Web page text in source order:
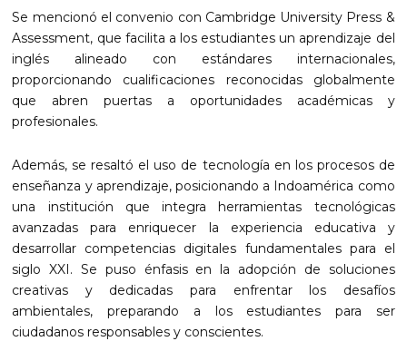
Se mencionó el convenio con Cambridge University Press &
Assessment, que facilita a los estudiantes un aprendizaje del
inglés alineado con estándares internacionales,
proporcionando cualificaciones reconocidas globalmente
que abren puertas a oportunidades académicas y
profesionales.
Además, se resaltó el uso de tecnología en los procesos de
enseñanza y aprendizaje, posicionando a Indoamérica como
una institución que integra herramientas tecnológicas
avanzadas para enriquecer la experiencia educativa y
desarrollar competencias digitales fundamentales para el
siglo XXI. Se puso énfasis en la adopción de soluciones
creativas y dedicadas para enfrentar los desafíos
ambientales, preparando a los estudiantes para ser
ciudadanos responsables y conscientes.